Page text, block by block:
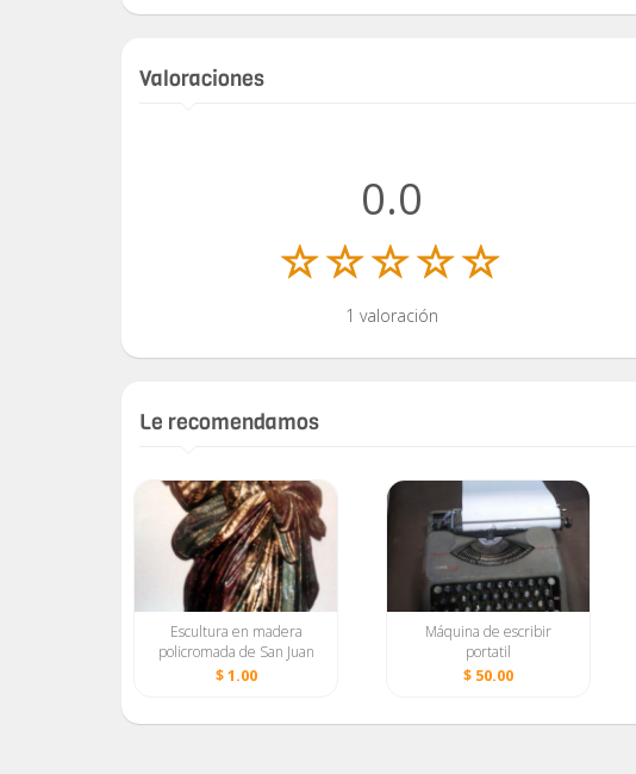
Valoraciones
0.0
1 valoración
Le recomendamos
Escultura en madera
policromada de San Juan
Evangelista del siglo XVIII.
$ 1.00
Máquina de escribir
portatil
$ 50.00